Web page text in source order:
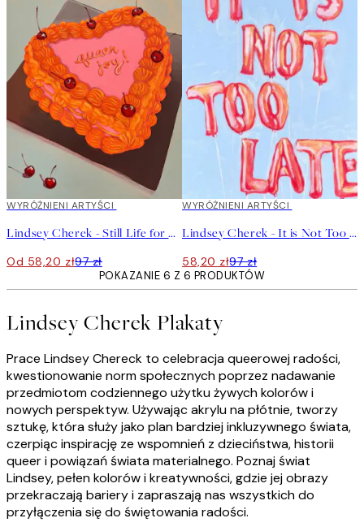
40%*
WYRÓŻNIENI ARTYŚCI
Lindsey Cherek - Still Life for Another Birthday Plakat
Od 58,20 zł97 zł
40%*
WYRÓŻNIENI ARTYŚCI
Lindsey Cherek - It is Not Too Late Plakat
58,20 zł97 zł
POKAZANIE 6 Z 6 PRODUKTÓW
Lindsey Cherek Plakaty
Prace Lindsey Chereck to celebracja queerowej radości,
kwestionowanie norm społecznych poprzez nadawanie
przedmiotom codziennego użytku żywych kolorów i
nowych perspektyw. Używając akrylu na płótnie, tworzy
sztukę, która służy jako plan bardziej inkluzywnego świata,
czerpiąc inspirację ze wspomnień z dzieciństwa, historii
queer i powiązań świata materialnego. Poznaj świat
Lindsey, pełen kolorów i kreatywności, gdzie jej obrazy
przekraczają bariery i zapraszają nas wszystkich do
przyłączenia się do świętowania radości.